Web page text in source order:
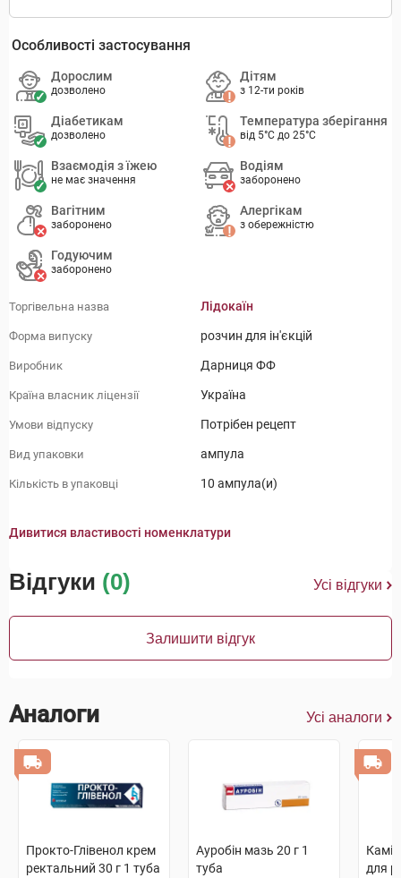
Особливості застосування
Дорослим
дозволено
Дітям
з 12-ти років
Діабетикам
дозволено
Температура зберігання
від 5°C до 25°C
Взаємодія з їжею
не має значення
Водіям
заборонено
Вагітним
заборонено
Алергікам
з обережністю
Годуючим
заборонено
Торгівельна назва Лідокаїн
Форма випуску розчин для ін'єкцій
Виробник Дарниця ФФ
Країна власник ліцензії Україна
Умови відпуску Потрібен рецепт
Вид упаковки ампула
Кількість в упаковці 10 ампула(и)
Дивитися властивості номенклатури
Відгуки (0) Усі відгуки
Залишити відгук
Аналоги Усі аналоги
Прокто-Глівенол крем
ректальний 30 г 1 туба
Ауробін мазь 20 г 1
туба
для